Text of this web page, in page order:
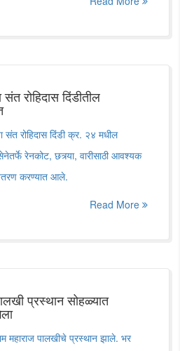
संत रोहिदास दिंडीतील
रोहिदास दिंडी क्र. २४ मधील
सेनेतर्फे रेनकोट, छत्र्या, वारीसाठी आवश्यक
करण्यात आले.
Read More
प्रस्थान सोहळ्यात
महाराज पालखीचे प्रस्थान झाले. भर